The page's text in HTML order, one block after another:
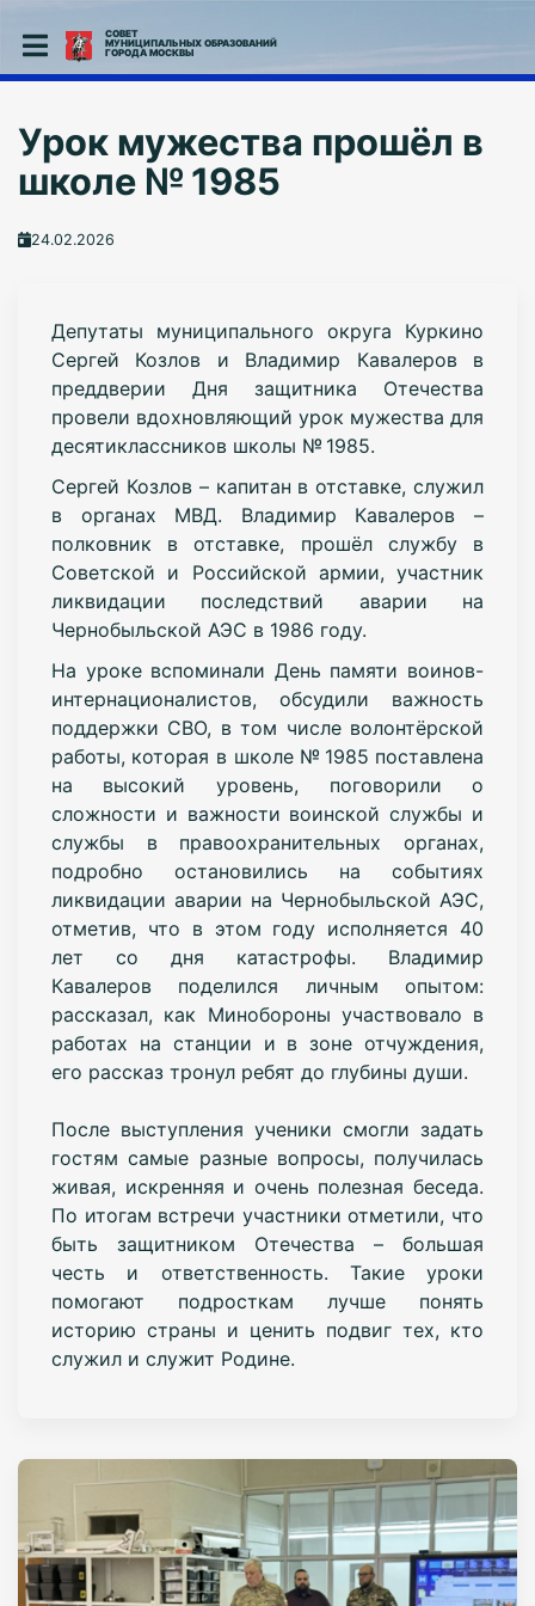
СОВЕТ
МУНИЦИПАЛЬНЫХ ОБРАЗОВАНИЙ
ГОРОДА МОСКВЫ
Урок мужества прошёл в
школе № 1985
24.02.2026
Депутаты муниципального округа Куркино
Сергей Козлов и Владимир Кавалеров в
преддверии Дня защитника Отечества
провели вдохновляющий урок мужества для
десятиклассников школы № 1985.
Сергей Козлов – капитан в отставке, служил
в органах МВД. Владимир Кавалеров –
полковник в отставке, прошёл службу в
Советской и Российской армии, участник
ликвидации последствий аварии на
Чернобыльской АЭС в 1986 году.
На уроке вспоминали День памяти воинов-
интернационалистов, обсудили важность
поддержки СВО, в том числе волонтёрской
работы, которая в школе № 1985 поставлена
на высокий уровень, поговорили о
сложности и важности воинской службы и
службы в правоохранительных органах,
подробно остановились на событиях
ликвидации аварии на Чернобыльской АЭС,
отметив, что в этом году исполняется 40
лет со дня катастрофы. Владимир
Кавалеров поделился личным опытом:
рассказал, как Минобороны участвовало в
работах на станции и в зоне отчуждения,
его рассказ тронул ребят до глубины души.
После выступления ученики смогли задать
гостям самые разные вопросы, получилась
живая, искренняя и очень полезная беседа.
По итогам встречи участники отметили, что
быть защитником Отечества – большая
честь и ответственность. Такие уроки
помогают подросткам лучше понять
историю страны и ценить подвиг тех, кто
служил и служит Родине.